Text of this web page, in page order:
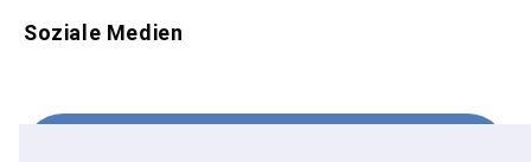
Soziale Medien